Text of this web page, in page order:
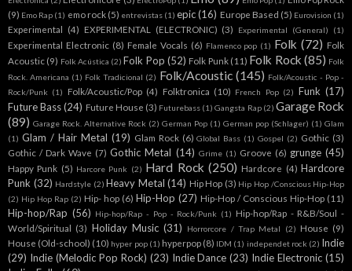
(9) Emo Rap (1) emo rock (5) entrevistas (1) epic (16) Europe Based (5) Eurovision (1)
Experimental (4) EXPERIMENTAL (ELECTRONIC) (3) Experimental (General) (1)
Experimental Electronic (8) Female Vocals (6) Flamenco pop (1) Folk (72) Folk
Acoustic (9) Folk Acústica (2) Folk Pop (52) Folk Punk (11) Folk Rock (85) Folk
Rock. Americana (1) Folk Tradicional (2) Folk/Acoustic (145) Folk/Acoustic - Pop -
Rock/Punk (1) Folk/Acoustic/Pop (4) Folktronica (10) French Pop (2) Funk (17)
Future Bass (24) Future House (3) Futurebass (1) Gangsta Rap (2) Garage Rock
(89) Garage Rock. Alternative Rock (2) German Pop (1) German pop (Schlager) (1) Glam
(1) Glam / Hair Metal (19) Glam Rock (6) Global Bass (1) Gospel (2) Gothic (3)
Gothic / Dark Wave (7) Gothic Metal (14) Grime (1) Groove (6) grunge (45)
Happy Punk (5) Harcore Punk (2) Hard Rock (250) Hardcore (4) Hardcore
Punk (32) Hardstyle (2) Heavy Metal (14) Hip Hop (3) Hip Hop /Conscious Hip-Hop
(2) Hip Hop Rap (2) Hip- hop (6) Hip-Hop (27) Hip-Hop / Conscious Hip-Hop (11)
Hip-hop/Rap (56) Hip-hop/Rap - Pop - Rock/Punk (1) Hip-hop/Rap - R&B/Soul -
World/Spiritual (3) Holiday Music (31) Horrorcore / Trap Metal (2) House (9)
House (Old-school) (10) hyper pop (1) hyperpop (8) IDM (1) independet rock (2) Indie
(29) Indie (Melodic Pop Rock) (23) Indie Dance (23) Indie Electronic (15)